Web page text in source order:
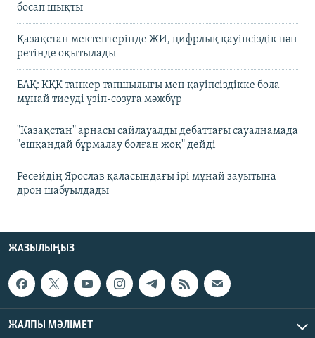
босап шықты
Қазақстан мектептерінде ЖИ, цифрлық қауіпсіздік пән
ретінде оқытылады
БАҚ: КҚК танкер тапшылығы мен қауіпсіздікке бола
мұнай тиеуді үзіп-созуға мәжбүр
"Қазақстан" арнасы сайлауалды дебаттағы сауалнамада
"ешқандай бұрмалау болған жоқ" дейді
Ресейдің Ярослав қаласындағы ірі мұнай зауытына
дрон шабуылдады
ЖАЗЫЛЫҢЫЗ
ЖАЛПЫ МӘЛІМЕТ